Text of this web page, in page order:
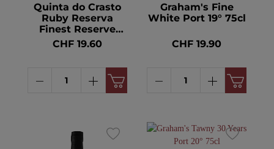
Quinta do Crasto
Ruby Reserva
Finest Reserve
Porto 20° 75cl
CHF 19.60
Graham's Fine
White Port 19° 75cl
CHF 19.90